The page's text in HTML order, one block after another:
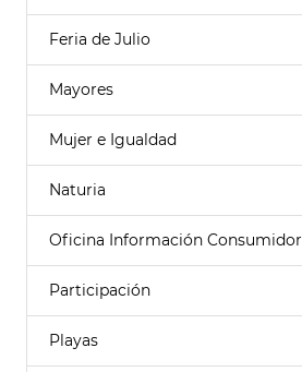
Feria de Julio
Mayores
Mujer e Igualdad
Naturia
Oficina Información Consumidor
Participación
Playas